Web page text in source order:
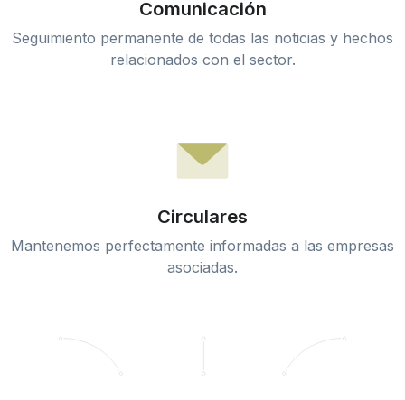
Comunicación
Seguimiento permanente de todas las noticias y hechos
relacionados con el sector.
Circulares
Mantenemos perfectamente informadas a las empresas
asociadas.